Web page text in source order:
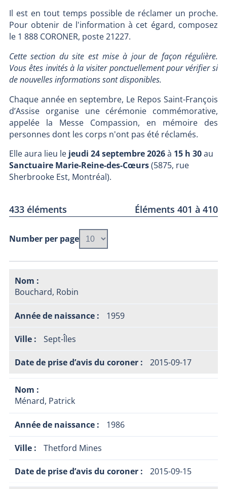
Il est en tout temps possible de réclamer un proche.
Pour obtenir de l'information à cet égard, composez
le 1 888 CORONER, poste 21227.
Cette section du site est mise à jour de façon régulière.
Vous êtes invités à la visiter ponctuellement pour vérifier si
de nouvelles informations sont disponibles.
Chaque année en septembre, Le Repos Saint-François
d’Assise organise une cérémonie commémorative,
appelée la Messe Compassion, en mémoire des
personnes dont les corps n'ont pas été réclamés.
Elle aura lieu le jeudi 24 septembre2026à 15 h 30au
Sanctuaire Marie-Reine-des-Cœurs(5875, rue
Sherbrooke Est, Montréal).
433 éléments Éléments 401 à 410
Number per page
Bouchard, Robin
1959
Sept-Îles
2015-09-17
Ménard, Patrick
1986
Thetford Mines
2015-09-15